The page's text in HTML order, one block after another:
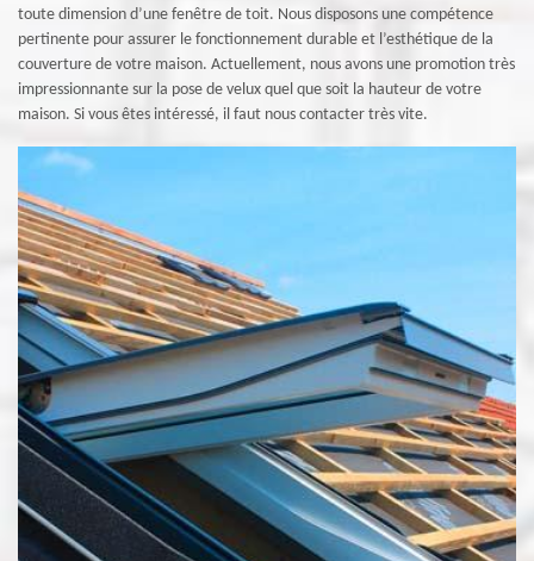
toute dimension d’une fenêtre de toit. Nous disposons une compétence
pertinente pour assurer le fonctionnement durable et l’esthétique de la
couverture de votre maison. Actuellement, nous avons une promotion très
impressionnante sur la pose de velux quel que soit la hauteur de votre
maison. Si vous êtes intéressé, il faut nous contacter très vite.